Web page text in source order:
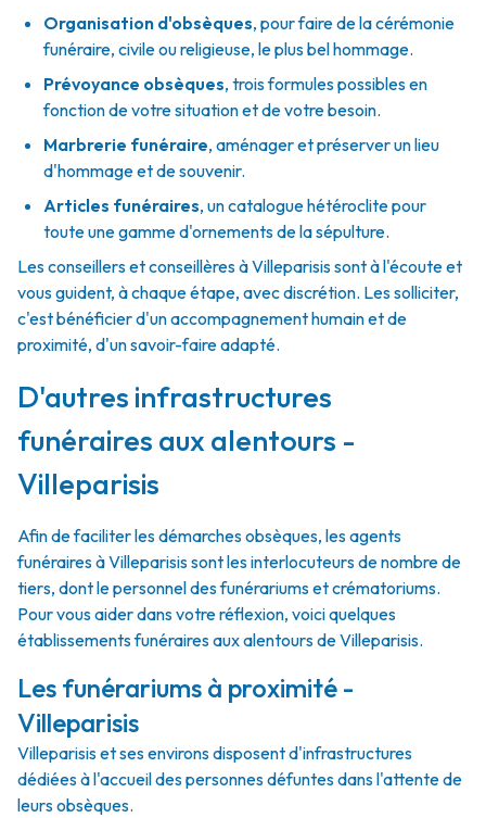
Organisation d'obsèques, pour faire de la cérémonie
funéraire, civile ou religieuse, le plus bel hommage.
Prévoyance obsèques, trois formules possibles en
fonction de votre situation et de votre besoin.
Marbrerie funéraire, aménager et préserver un lieu
d'hommage et de souvenir.
Articles funéraires, un catalogue hétéroclite pour
toute une gamme d'ornements de la sépulture.
Les conseillers et conseillères à Villeparisis sont à l'écoute et
vous guident, à chaque étape, avec discrétion. Les solliciter,
c'est bénéficier d'un accompagnement humain et de
proximité, d'un savoir-faire adapté.
D'autres infrastructures
funéraires aux alentours -
Villeparisis
Afin de faciliter les démarches obsèques, les agents
funéraires à Villeparisis sont les interlocuteurs de nombre de
tiers, dont le personnel des funérariums et crématoriums.
Pour vous aider dans votre réflexion, voici quelques
établissements funéraires aux alentours de Villeparisis.
Les funérariums à proximité -
Villeparisis
Villeparisis et ses environs disposent d'infrastructures
dédiées à l'accueil des personnes défuntes dans l'attente de
leurs obsèques.